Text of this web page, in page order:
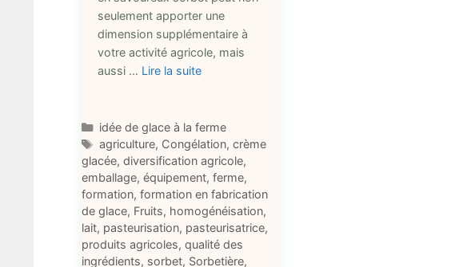
seulement apporter une
dimension supplémentaire à
votre activité agricole, mais
aussi … Lire la suite
Catégories
idée de glace à la ferme
Étiquettes
agriculture, Congélation, crème
glacée, diversification agricole,
emballage, équipement, ferme,
formation, formation en fabrication
de glace, Fruits, homogénéisation,
lait, pasteurisation, pasteurisatrice,
produits agricoles, qualité des
ingrédients, sorbet, Sorbetière,